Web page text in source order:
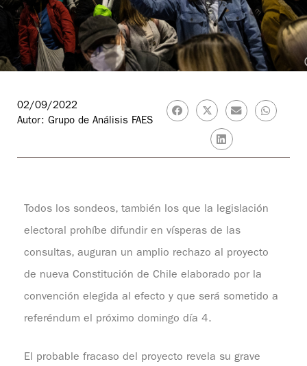
02/09/2022
Autor: Grupo de Análisis FAES
Todos los sondeos, también los que la legislación
electoral prohíbe difundir en vísperas de las
consultas, auguran un amplio rechazo al proyecto
de nueva Constitución de Chile elaborado por la
convención elegida al efecto y que será sometido a
referéndum el próximo domingo día 4.
El probable fracaso del proyecto revela su grave